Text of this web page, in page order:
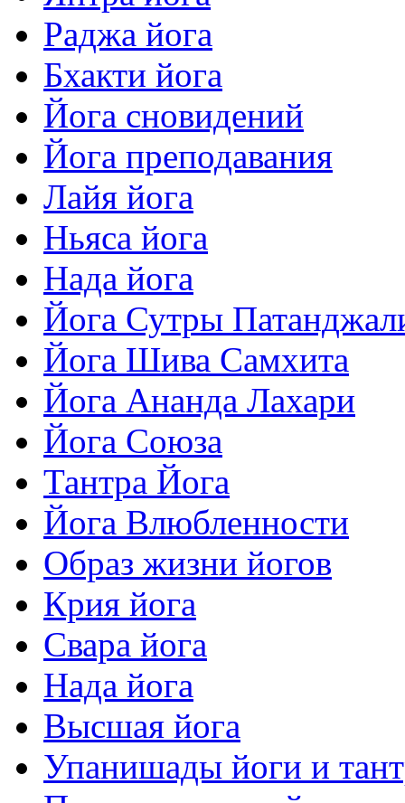
Раджа йога
Бхакти йога
Йога сновидений
Йога преподавания
Лайя йога
Ньяса йога
Нада йога
Йога Сутры
Йога Шива Самхита
Йога Ананда Лахари
Йога Союза
Тантра Йога
Йога Влюбленности
Образ жизни йогов
Крия йога
Свара йога
Нада йога
Высшая йога
Упанишады йоги и